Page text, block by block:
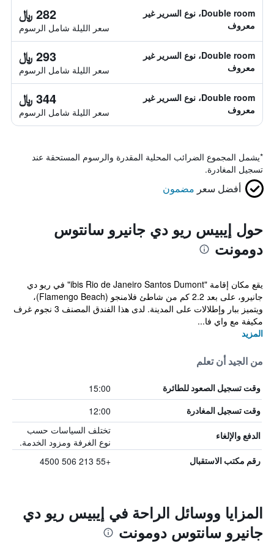
Double room، نوع السرير غير
معروف
282 ﷼
سعر الليلة شامل الرسوم
Double room، نوع السرير غير
معروف
293 ﷼
سعر الليلة شامل الرسوم
Double room، نوع السرير غير
معروف
344 ﷼
سعر الليلة شامل الرسوم
*يشمل المجموع الضرائب المحلية المقدرة والرسوم المستحقة عند
تسجيل المغادرة.
أفضل سعر مضمون
حول إيبيس ريو دي جانيرو سانتوس
دومونت
يقع مكان إقامة "ibis Rio de Janeiro Santos Dumont" في ريو دي
جانيرو، على بعد 2.2 كم من شاطئ فلامنجو (Flamengo Beach)،
ويتميز ببار وإطلالات على المدينة. لدى هذا الفندق المصنف 3 نجوم غرف
مكيفة مع واي فا...
المزيد
من الجيد أن تعلم
وقت تسجيل الصعود للطائرة 15:00
وقت تسجيل المغادرة 12:00
الدفع والإلغاء
تختلف السياسات حسب
نوع الغرفة ومزود الخدمة.
رقم مكتب الاستقبال +55 213 506 4500
المزايا ووسائل الراحة في إيبيس ريو دي
جانيرو سانتوس دومونت